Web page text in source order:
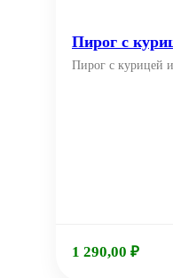
Пирог с
Пирог с курицей
1 290,00 ₽